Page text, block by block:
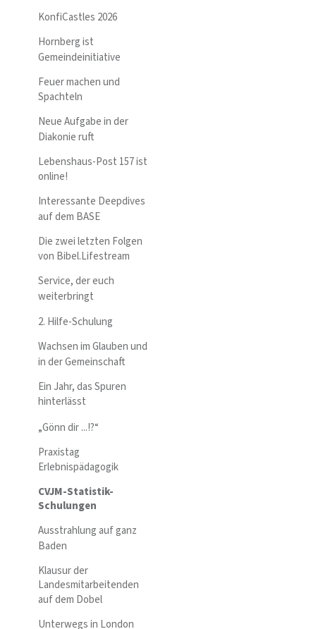
KonfiCastles 2026
Hornberg ist
Gemeindeinitiative
Feuer machen und
Spachteln
Neue Aufgabe in der
Diakonie ruft
Lebenshaus-Post 157 ist
online!
Interessante Deepdives
auf dem BASE
Die zwei letzten Folgen
von Bibel.Lifestream
Service, der euch
weiterbringt
2. Hilfe-Schulung
Wachsen im Glauben und
in der Gemeinschaft
Ein Jahr, das Spuren
hinterlässt
„Gönn dir ...!?“
Praxistag
Erlebnispädagogik
CVJM-Statistik-
Schulungen
Ausstrahlung auf ganz
Baden
Klausur der
Landesmitarbeitenden
auf dem Dobel
Unterwegs in London